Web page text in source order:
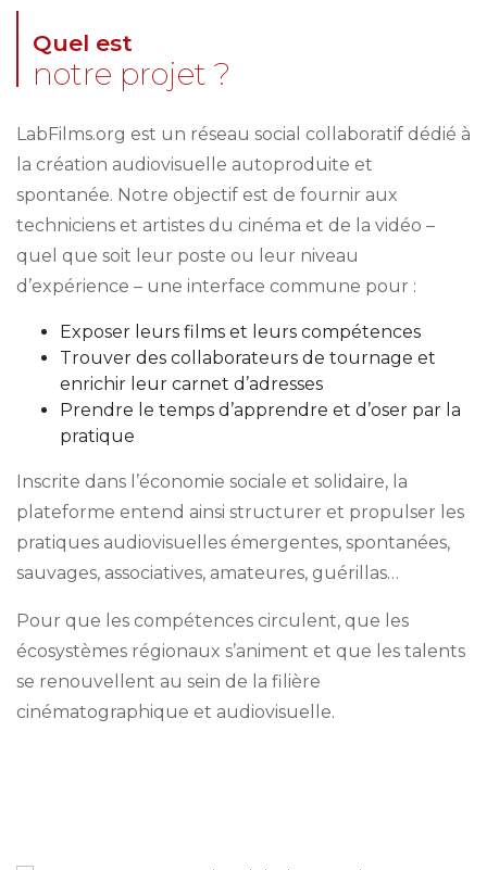
Quel est
notre projet ?
LabFilms.org est un réseau social collaboratif dédié à
la création audiovisuelle autoproduite et
spontanée. Notre objectif est de fournir aux
techniciens et artistes du cinéma et de la vidéo –
quel que soit leur poste ou leur niveau
d’expérience – une interface commune pour :
Exposer leurs films et leurs compétences
Trouver des collaborateurs de tournage et
enrichir leur carnet d’adresses
Prendre le temps d’apprendre et d’oser par la
pratique
Inscrite dans l’économie sociale et solidaire, la
plateforme entend ainsi structurer et propulser les
pratiques audiovisuelles émergentes, spontanées,
sauvages, associatives, amateures, guérillas…
Pour que les compétences circulent, que les
écosystèmes régionaux s’animent et que les talents
se renouvellent au sein de la filière
cinématographique et audiovisuelle.